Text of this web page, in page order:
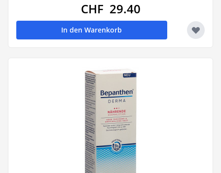
CHF 29.40
In den Warenkorb